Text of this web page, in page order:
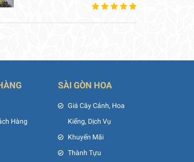
Hàng
SÀI GÒN HOA
Giá Cây Cảnh, Hoa
Kiểng, Dịch Vụ
Khuyến Mãi
Thành Tựu